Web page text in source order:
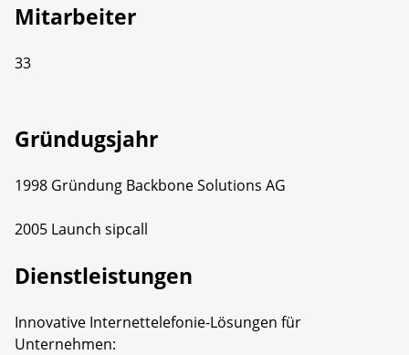
Mitarbeiter
33
Gründugsjahr
1998 Gründung Backbone Solutions AG
2005 Launch sipcall
Dienstleistungen
Innovative Internettelefonie-Lösungen für
Unternehmen: